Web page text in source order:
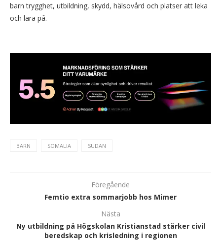
barn trygghet, utbildning, skydd, hälsovård och platser att leka
och lära på.
BARN SOMALIA SUDAN
Föregående
Femtio extra sommarjobb hos Mimer
Nästa
Ny utbildning på Högskolan Kristianstad stärker civil
beredskap och krisledning i regionen